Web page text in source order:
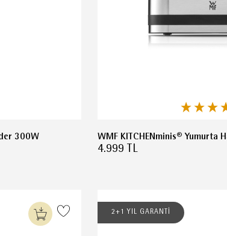
300W WMF KITCHENminis® Yumurta
4.999 TL
2+1 YIL GARANTİ